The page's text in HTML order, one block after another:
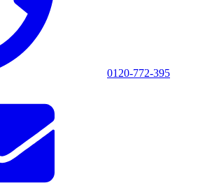
0120-772-395